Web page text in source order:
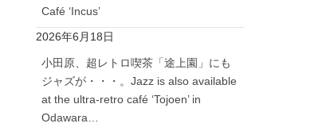
Café ‘Incus’
2026年6月18日
小田原、超レトロ喫茶「途上園」にも
ジャズが・・・。Jazz is also available
at the ultra-retro café ‘Tojoen’ in
Odawara…